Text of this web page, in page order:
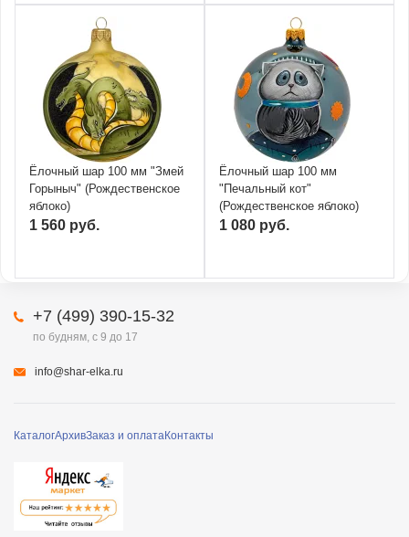
Ёлочный шар 100 мм "Змей
Горыныч" (Рождественское
яблоко)
1 560 руб.
Ёлочный шар 100 мм
"Печальный кот"
(Рождественское яблоко)
1 080 руб.
КаталогАрхивЗаказ и оплатаКонтакты
+7 (499) 390-15-32
по будням, с 9 до 17
info@shar-elka.ru